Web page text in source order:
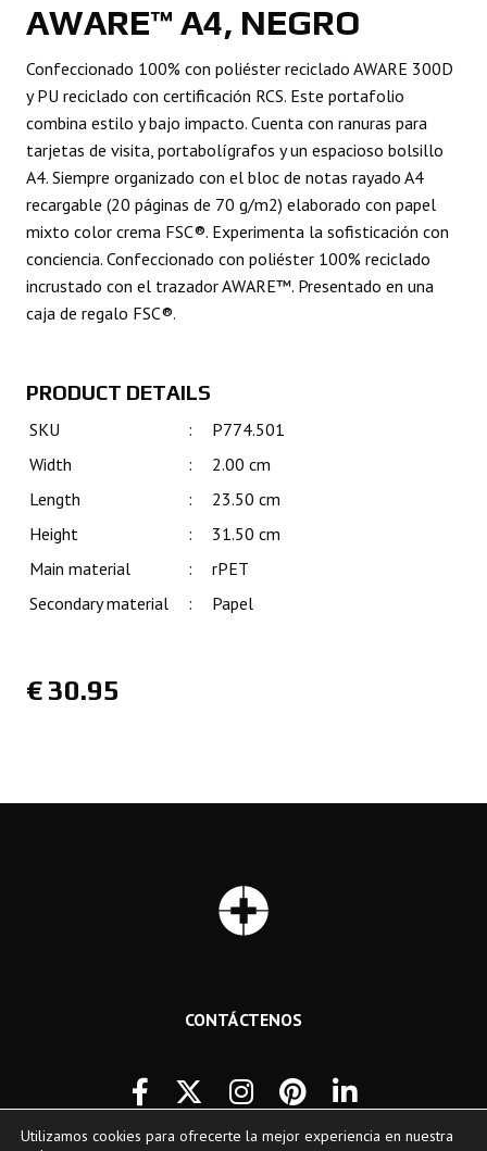
AWARE™ A4, NEGRO
Confeccionado 100% con poliéster reciclado AWARE 300D
y PU reciclado con certificación RCS. Este portafolio
combina estilo y bajo impacto. Cuenta con ranuras para
tarjetas de visita, portabolígrafos y un espacioso bolsillo
A4. Siempre organizado con el bloc de notas rayado A4
recargable (20 páginas de 70 g/m2) elaborado con papel
mixto color crema FSC®. Experimenta la sofisticación con
conciencia. Confeccionado con poliéster 100% reciclado
incrustado con el trazador AWARE™. Presentado en una
caja de regalo FSC®.
PRODUCT DETAILS
SKU :
P774.501
Width
:
2.00 cm
Length
:
23.50 cm
Height
:
31.50 cm
Main material
:
rPET
Secondary material
: Papel
€ 30.95
CONTÁCTENOS
Utilizamos cookies para ofrecerte la mejor experiencia en nuestra